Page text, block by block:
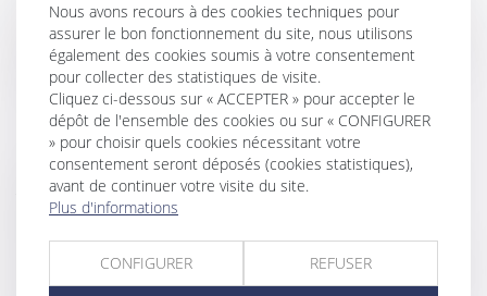
qui lui a permis d’effectuer un stage dans un cabinet d’affaires
à Casablanca où elle a pu appréhender la pratique du conseil
et du contentieux des affaires au Maroc.
Avant de rejoindre le cabinet, Camélia a effectué son stage
final au sein d’un cabinet d’affaires franco-anglais, puis a
Commerciale » rattaché à la direction du recouvrement d’une
Nous avons recours à des cookies techniques pour
assurer le bon fonctionnement du site, nous utilisons
également des cookies soumis à votre consentement
pour collecter des statistiques de visite.
Cliquez ci-dessous sur « ACCEPTER » pour accepter le
dépôt de l'ensemble des cookies ou sur « CONFIGURER
» pour choisir quels cookies nécessitant votre
consentement seront déposés (cookies statistiques),
avant de continuer votre visite du site.
Plus d'informations
CONFIGURER REFUSER